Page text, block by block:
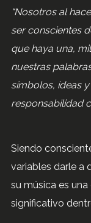
“Nosotros al
ser conscientes
que haya una,
nuestras
símbolos, ideas
responsabilidad
Siendo
variables darle a
su música es
significativo